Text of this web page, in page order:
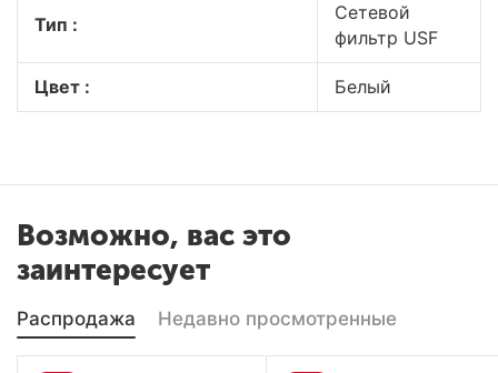
Тип :
Сетевой
фильтр USF
Цвет : Белый
Возможно, вас это
заинтересует
Распродажа Недавно просмотренные